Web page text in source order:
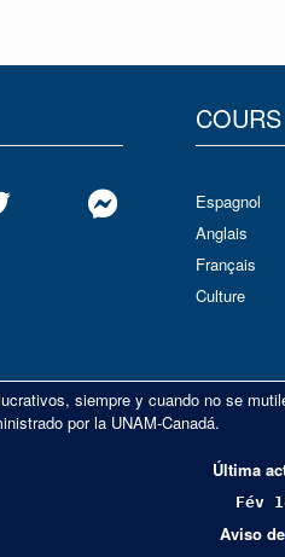
COURS
Espagnol
Anglais
Français
Culture
siempre y cuando no se
por la UNAM-Canadá.
Última
Fév
Aviso